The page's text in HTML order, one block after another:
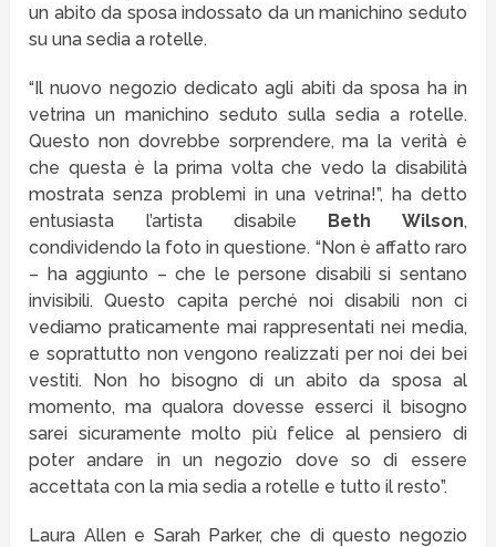
un abito da sposa indossato da un manichino seduto
su una sedia a rotelle.
“Il nuovo negozio dedicato agli abiti da sposa ha in
vetrina un manichino seduto sulla sedia a rotelle.
Questo non dovrebbe sorprendere, ma la verità è
che questa è la prima volta che vedo la disabilità
mostrata senza problemi in una vetrina!”, ha detto
entusiasta l’artista disabile Beth Wilson,
condividendo la foto in questione. “Non è affatto raro
– ha aggiunto – che le persone disabili si sentano
invisibili. Questo capita perché noi disabili non ci
vediamo praticamente mai rappresentati nei media,
e soprattutto non vengono realizzati per noi dei bei
vestiti. Non ho bisogno di un abito da sposa al
momento, ma qualora dovesse esserci il bisogno
sarei sicuramente molto più felice al pensiero di
poter andare in un negozio dove so di essere
accettata con la mia sedia a rotelle e tutto il resto”.
Laura Allen e Sarah Parker, che di questo negozio